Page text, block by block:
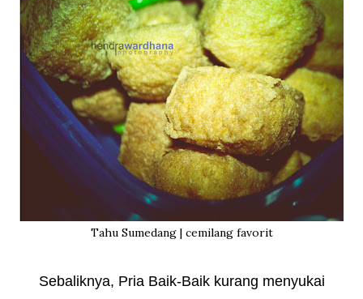
Tahu Sumedang | cemilang favorit
Sebaliknya, Pria Baik-Baik kurang menyukai